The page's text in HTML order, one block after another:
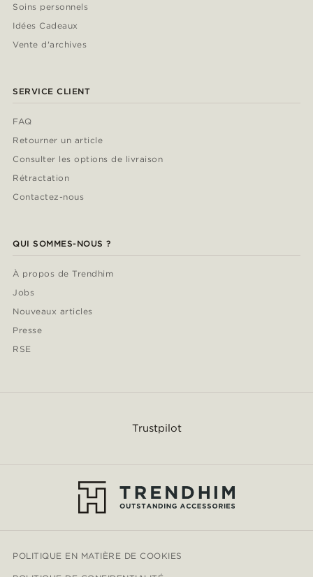
Soins personnels
Idées Cadeaux
Vente d'archives
SERVICE CLIENT
FAQ
Retourner un article
Consulter les options de livraison
Rétractation
Contactez-nous
QUI SOMMES-NOUS ?
À propos de Trendhim
Jobs
Nouveaux articles
Presse
RSE
Trustpilot
POLITIQUE EN MATIÈRE DE COOKIES